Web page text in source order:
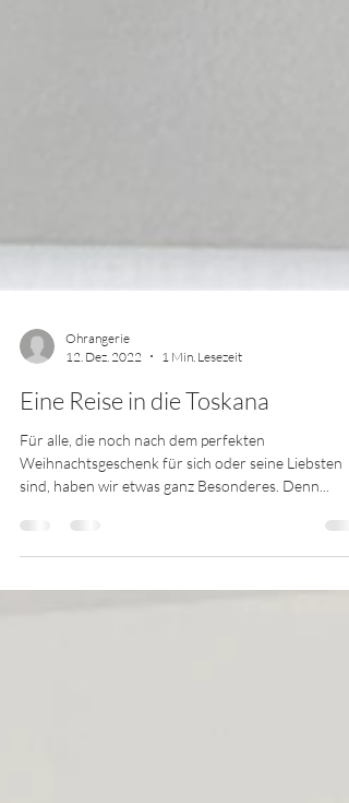
Ohrangerie
12. Dez. 2022
1 Min. Lesezeit
Eine Reise in die Toskana
sind, haben wir etwas ganz Besonderes. Denn...